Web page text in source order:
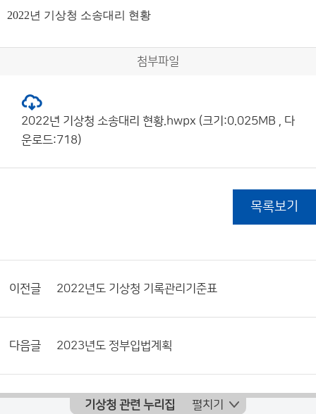
2022년 기상청 소송대리 현황
첨부파일
2022년 기상청 소송대리 현황.hwpx (크기:0.025MB , 다
운로드:718)
목록보기
이전글 2022년도 기상청 기록관리기준표
다음글 2023년도 정부입법계획
기상청 관련 누리집 펼치기